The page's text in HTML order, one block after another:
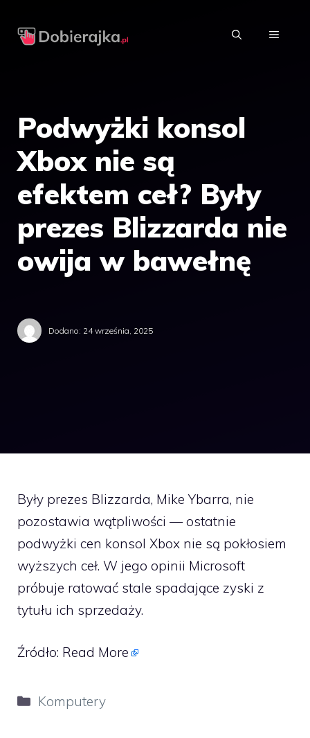
MENU
Podwyżki konsol
Xbox nie są
efektem ceł? Były
prezes Blizzarda nie
owija w bawełnę
Dodano: 24 września, 2025
Były prezes Blizzarda, Mike Ybarra, nie
pozostawia wątpliwości — ostatnie
podwyżki cen konsol Xbox nie są pokłosiem
wyższych ceł. W jego opinii Microsoft
próbuje ratować stale spadające zyski z
tytułu ich sprzedaży.
Źródło: Read More
Kategorie
Komputery